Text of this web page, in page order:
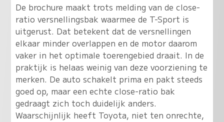
De brochure maakt trots melding van de close-
ratio versnellingsbak waarmee de T-Sport is
uitgerust. Dat betekent dat de versnellingen
elkaar minder overlappen en de motor daarom
vaker in het optimale toerengebied draait. In de
praktijk is helaas weinig van deze voorziening te
merken. De auto schakelt prima en pakt steeds
goed op, maar een echte close-ratio bak
gedraagt zich toch duidelijk anders.
Waarschijnlijk heeft Toyota, niet ten onrechte,